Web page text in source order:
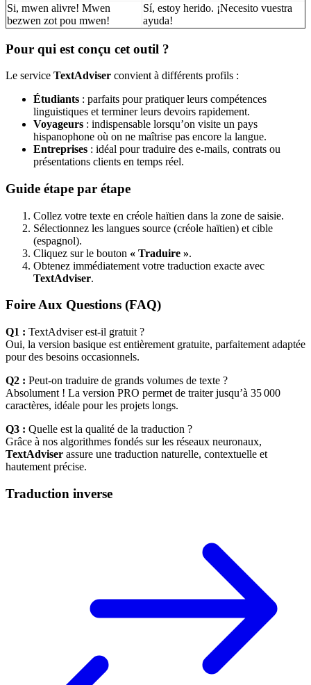
Si, mwen alivre! Mwen
bezwen zot pou mwen!
Sí, estoy herido. ¡Necesito vuestra
ayuda!
Pour qui est conçu cet outil ?
Le service TextAdviser convient à différents profils :
Étudiants : parfaits pour pratiquer leurs compétences
linguistiques et terminer leurs devoirs rapidement.
Voyageurs : indispensable lorsqu’on visite un pays
hispanophone où on ne maîtrise pas encore la langue.
Entreprises : idéal pour traduire des e-mails, contrats ou
présentations clients en temps réel.
Guide étape par étape
Collez votre texte en créole haïtien dans la zone de saisie.
Sélectionnez les langues source (créole haïtien) et cible
(espagnol).
Cliquez sur le bouton « Traduire ».
Obtenez immédiatement votre traduction exacte avec
TextAdviser.
Foire Aux Questions (FAQ)
Q1 : TextAdviser est-il gratuit ?
Oui, la version basique est entièrement gratuite, parfaitement adaptée
pour des besoins occasionnels.
Q2 : Peut-on traduire de grands volumes de texte ?
Absolument ! La version PRO permet de traiter jusqu’à 35 000
caractères, idéale pour les projets longs.
Q3 : Quelle est la qualité de la traduction ?
Grâce à nos algorithmes fondés sur les réseaux neuronaux,
TextAdviser assure une traduction naturelle, contextuelle et
hautement précise.
Traduction inverse